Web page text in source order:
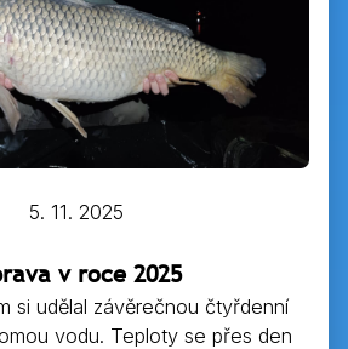
5. 11. 2025
v roce 2025
si udělal závěrečnou čtyřdenní
vodu. Teploty se přes den